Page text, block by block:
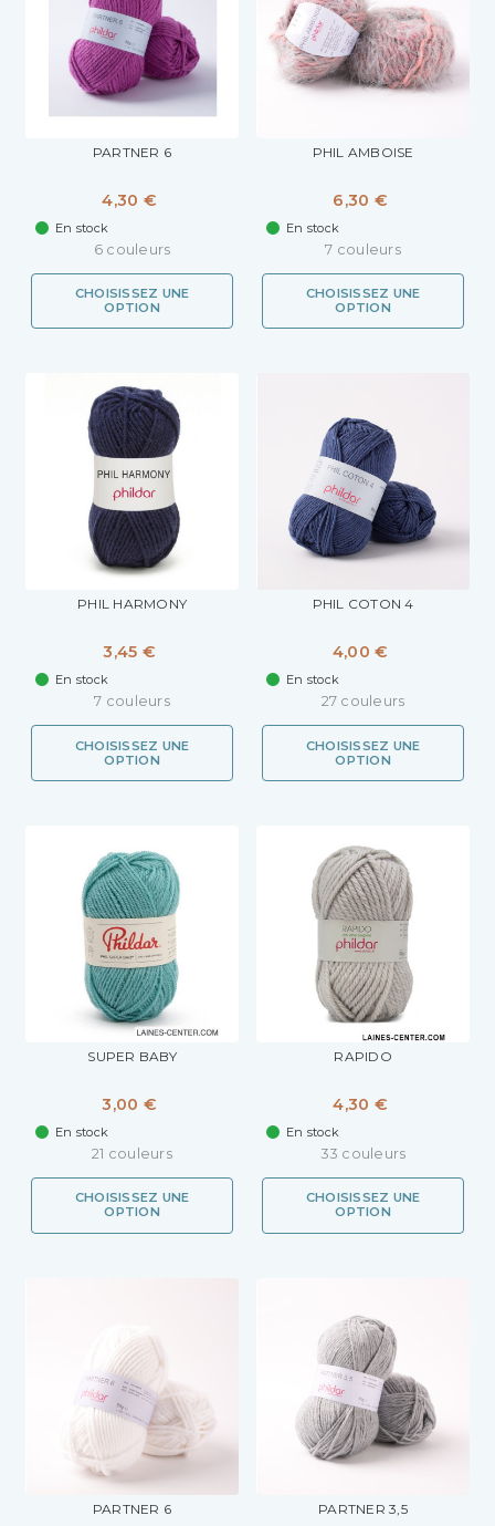
PARTNER 6
4,30 €
En stock
6 couleurs
CHOISISSEZ UNE
OPTION
PHIL AMBOISE
6,30 €
En stock
7 couleurs
CHOISISSEZ UNE
OPTION
PHIL HARMONY
3,45 €
En stock
7 couleurs
CHOISISSEZ UNE
OPTION
PHIL COTON 4
4,00 €
En stock
27 couleurs
CHOISISSEZ UNE
OPTION
SUPER BABY
3,00 €
En stock
21 couleurs
CHOISISSEZ UNE
OPTION
RAPIDO
4,30 €
En stock
33 couleurs
CHOISISSEZ UNE
OPTION
PARTNER 6 PARTNER 3,5